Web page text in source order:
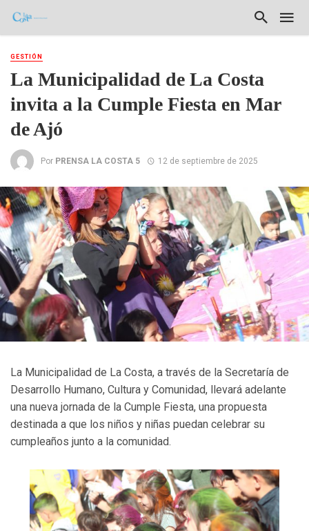
GESTIÓN
La Municipalidad de La Costa
invita a la Cumple Fiesta en Mar
de Ajó
Por PRENSA LA COSTA 5 12 de septiembre de 2025
La Municipalidad de La Costa, a través de la Secretaría de
Desarrollo Humano, Cultura y Comunidad, llevará adelante
una nueva jornada de la Cumple Fiesta, una propuesta
destinada a que los niños y niñas puedan celebrar su
cumpleaños junto a la comunidad.